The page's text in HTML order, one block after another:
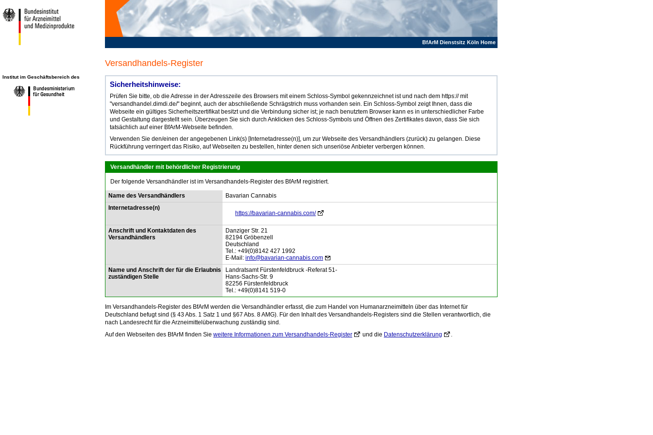
BfArM Dienstsitz Köln Home
Institut im Geschäftsbereich des
Versandhandels-Register
Sicherheitshinweise:
Prüfen Sie bitte, ob die Adresse in der Adresszeile des Browsers mit einem Schloss-Symbol gekennzeichnet ist und nach dem https:// mit
"versandhandel.dimdi.de/" beginnt, auch der abschließende Schrägstrich muss vorhanden sein. Ein Schloss-Symbol zeigt Ihnen, dass die
Webseite ein gültiges Sicherheitszertifikat besitzt und die Verbindung sicher ist; je nach benutztem Browser kann es in unterschiedlicher Farbe
und Gestaltung dargestellt sein. Überzeugen Sie sich durch Anklicken des Schloss-Symbols und Öffnen des Zertifikates davon, dass Sie sich
tatsächlich auf einer BfArM-Webseite befinden.
Verwenden Sie den/einen der angegebenen Link(s) [Internetadresse(n)], um zur Webseite des Versandhändlers (zurück) zu gelangen. Diese
Rückführung verringert das Risiko, auf Webseiten zu bestellen, hinter denen sich unseriöse Anbieter verbergen können.
Versandhändler mit behördlicher Registrierung
Der folgende Versandhändler ist im Versandhandels-Register des BfArM registriert.
Name des Versandhändlers
Bavarian Cannabis
Internetadresse(n)
https://bavarian-cannabis.com/
Anschrift und Kontaktdaten des
Versandhändlers
Danziger Str. 21
82194 Gröbenzell
Deutschland
Tel.: +49(0)8142 427 1992
E-Mail: info@bavarian-cannabis.com
Name und Anschrift der für die Erlaubnis
zuständigen Stelle
Landratsamt Fürstenfeldbruck -Referat 51-
Hans-Sachs-Str. 9
82256 Fürstenfeldbruck
Tel.: +49(0)8141 519-0
Im Versandhandels-Register des BfArM werden die Versandhändler erfasst, die zum Handel von Humanarzneimitteln über das Internet für
Deutschland befugt sind (§ 43 Abs. 1 Satz 1 und §67 Abs. 8 AMG). Für den Inhalt des Versandhandels-Registers sind die Stellen verantwortlich, die
nach Landesrecht für die Arzneimittelüberwachung zuständig sind.
Auf den Webseiten des BfArM finden Sie weitere Informationen zum Versandhandels-Register und die Datenschutzerklärung .